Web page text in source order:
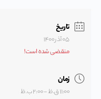
تاریخ
۰۵ آذر ۱۴۰۰
منقضی شده است!
زمان
۱۱:۰۰ ق.ظ - ۲:۰۰ ب.ظ